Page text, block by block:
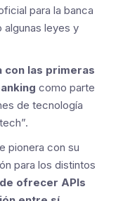
para la banca
algunas leyes y
con las primeras
como parte
de tecnología
pionera con su
para los distintos
de ofrecer APIs